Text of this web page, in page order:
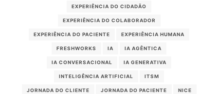
EXPERIÊNCIA DO CIDADÃO
EXPERIÊNCIA DO COLABORADOR
EXPERIÊNCIA DO PACIENTE EXPERIÊNCIA HUMANA
FRESHWORKS IA IA AGÊNTICA
IA CONVERSACIONAL IA GENERATIVA
INTELIGÊNCIA ARTIFICIAL ITSM
JORNADA DO CLIENTE JORNADA DO PACIENTE NICE